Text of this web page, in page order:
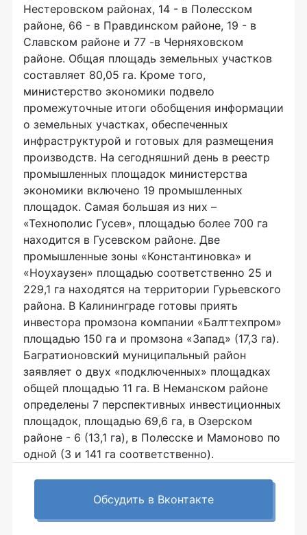
Нестеровском районах, 14 - в Полесском
районе, 66 - в Правдинском районе, 19 - в
Славском районе и 77 -в Черняховском
районе. Общая площадь земельных участков
составляет 80,05 га. Кроме того,
министерство экономики подвело
промежуточные итоги обобщения информации
о земельных участках, обеспеченных
инфраструктурой и готовых для размещения
производств. На сегодняшний день в реестр
промышленных площадок министерства
экономики включено 19 промышленных
площадок. Самая большая из них –
«Технополис Гусев», площадью более 700 га
находится в Гусевском районе. Две
промышленные зоны «Константиновка» и
«Ноухаузен» площадью соответственно 25 и
229,1 га находятся на территории Гурьевского
района. В Калининграде готовы приять
инвестора промзона компании «Балттехпром»
площадью 150 га и промзона «Запад» (17,3 га).
Багратионовский муниципальный район
заявляет о двух «подключенных» площадках
общей площадью 11 га. В Неманском районе
определены 7 перспективных инвестиционных
площадок, площадью 69,6 га, в Озерском
районе - 6 (13,1 га), в Полесске и Мамоново по
одной (3 и 141 га соответственно).
Обсудить в Вконтакте